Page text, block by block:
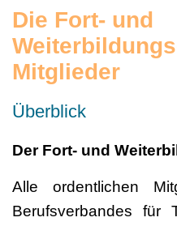
Die Fort- und
Mitglieder
Überblick
Der Fort- und
Alle ordentlichen
Berufsverbandes für